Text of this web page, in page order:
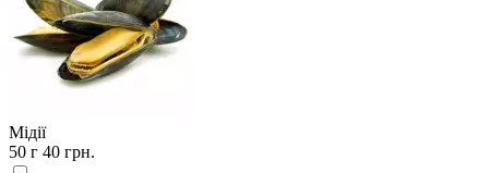
Мідії
50 г 40 грн.